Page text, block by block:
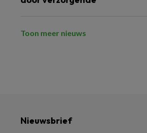
Toon meer nieuws
Nieuwsbrief